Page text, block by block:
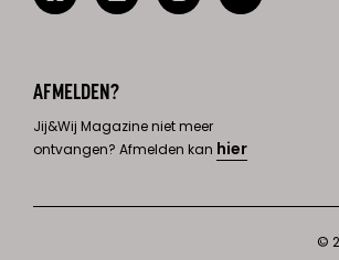
AFMELDEN?
Jij&Wij Magazine niet meer
ontvangen? Afmelden kan hier
©